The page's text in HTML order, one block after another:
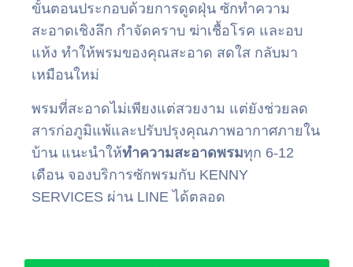
ขั้นตอนประกอบด้วยการดูดฝุ่น ซักทำความ
สะอาดเชิงลึก กำจัดคราบ ฆ่าเชื้อโรค และอบ
แห้ง ทำให้พรมของคุณสะอาด สดใส กลับมา
เหมือนใหม่
พรมที่สะอาดไม่เพียงแต่สวยงาม แต่ยังช่วยลด
สารก่อภูมิแพ้และปรับปรุงคุณภาพอากาศภายใน
บ้าน แนะนำให้ทำความสะอาดพรมทุก 6-12
เดือน จองบริการซักพรมกับ KENNY
SERVICES ผ่าน LINE ได้ตลอด